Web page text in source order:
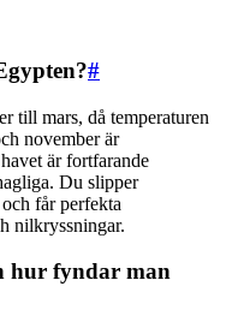
#
till mars, då temperaturen
november är
är fortfarande
Du slipper
får perfekta
nilkryssningar.
hur fyndar man